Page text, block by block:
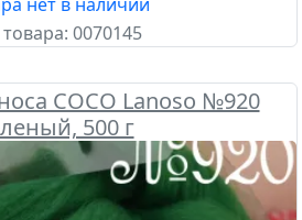
0070145
COCO Lanoso №920
500 г